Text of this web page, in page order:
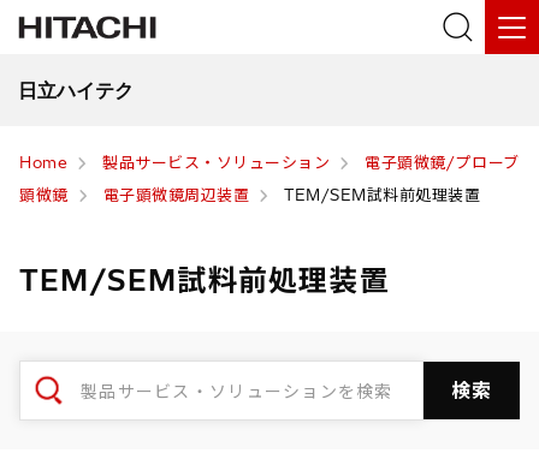
日立ハイテク
Home 製品サービス・ソリューション
電子顕微鏡/プローブ
顕微鏡
電子顕微鏡周辺装置 TEM/SEM試料前処理装置
TEM/SEM試料前処理装置